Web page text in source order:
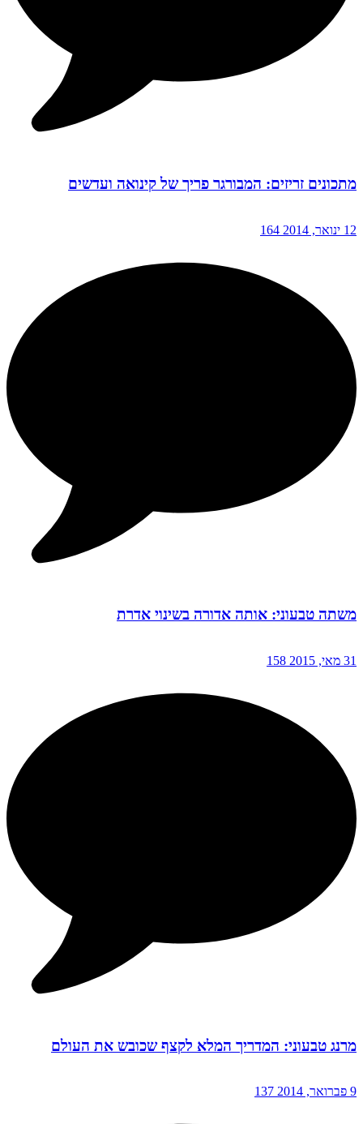
מתכונים זריזים: המבורגר פריך של קינואה ועדשים
12 ינואר, 2014 164
משתה טבעוני: אותה אדורה בשינוי אדרת
31 מאי, 2015 158
מרנג טבעוני: המדריך המלא לקצף שכובש את העולם
9 פברואר, 2014 137